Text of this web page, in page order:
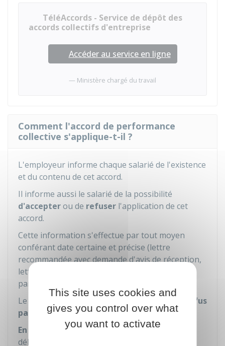
TéléAccords - Service de dépôt des
accords collectifs d'entreprise
Accéder au service en ligne
Ministère chargé du travail
Comment l'accord de performance
collective s'applique-t-il ?
L'employeur informe chaque salarié de l'existence
et du contenu de cet accord.
Il informe aussi le salarié de la possibilité
d'accepterou de refuser l'application de cet
accord.
Cette information s'effectue par tout moyen
conférant date certaine et précise (lettre
recommandée avec demande d'avis de réception,
lettre remise en main propre contre signature
par exemple).
Le salarié a
refus
par écrità l'employeur.
En l'absence de refus notifiépar écrit dans ce
délai d'1 mois,
This site uses cookies and
gives you control over what
you want to activate